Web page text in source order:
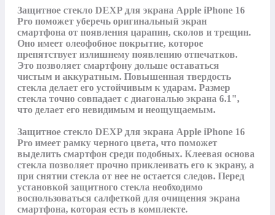
Защитное стекло DEXP для экрана Apple iPhone 16
Pro поможет уберечь оригинальный экран
смартфона от появления царапин, сколов и трещин.
Оно имеет олеофобное покрытие, которое
препятствует излишнему появлению отпечатков.
Это позволяет смартфону дольше оставаться
чистым и аккуратным. Повышенная твердость
стекла делает его устойчивым к ударам. Размер
стекла точно совпадает с диагональю экрана 6.1",
что делает его невидимым и неощущаемым.
Защитное стекло DEXP для экрана Apple iPhone 16
Pro имеет рамку черного цвета, что поможет
выделить смартфон среди подобных. Клеевая основа
стекла позволяет прочно приклеивать его к экрану, а
при снятии стекла от нее не остается следов. Перед
установкой защитного стекла необходимо
воспользоваться салфеткой для очищения экрана
смартфона, которая есть в комплекте.